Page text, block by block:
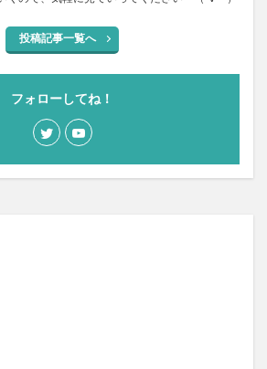
投稿記事一覧へ
フォローしてね！